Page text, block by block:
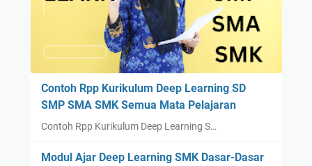
Contoh Rpp Kurikulum Deep Learning SD
SMP SMA SMK Semua Mata Pelajaran
Contoh Rpp Kurikulum Deep Learning S…
Modul Ajar Deep Learning SMK Dasar-Dasar